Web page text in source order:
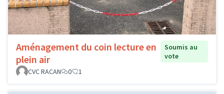
Aménagement du coin lecture en
plein air
Soumis au
vote
CVC RACAN
0 1